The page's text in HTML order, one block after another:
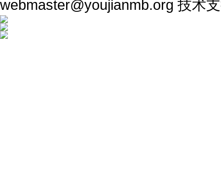
webmaster@youjianmb.org 技术